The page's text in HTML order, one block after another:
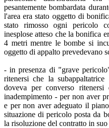
pesantemente bombardata
l'area era stato oggetto di
stato rimosso ogni pericolo
inesplose atteso che la bonifica
4 metri mentre le bombe si
oggetto di appalto prevedevano
- in presenza di "grave
ritenersi che la
doveva per converso
inadempimento - per non aver
e per non aver adeguato il
situazione di pericolo posta da
la risoluzione del contratto in suo